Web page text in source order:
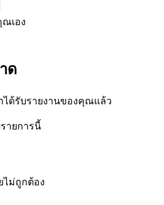
ณเอง
ด
ด้รับรายงานของคุณแล้ว
ายการนี้
ไม่ถูกต้อง